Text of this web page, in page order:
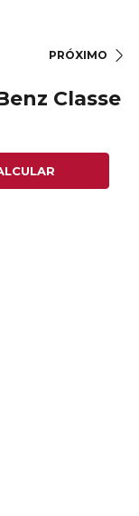
PRÓXIMO
Classe